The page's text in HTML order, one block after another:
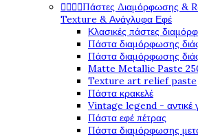
Πάστες Διαμόρφωσης &
Texture & Ανάγλυφα Εφέ
Κλασικές πάστες
Πάστα διαμόρφωσης
Πάστα διαμόρφωσης
Matte Metallic Paste
Texture art relief paste
Πάστα κρακελέ
Vintage legend - αντικέ
Πάστα εφέ πέτρας
Πάστα διαμόρφωσης